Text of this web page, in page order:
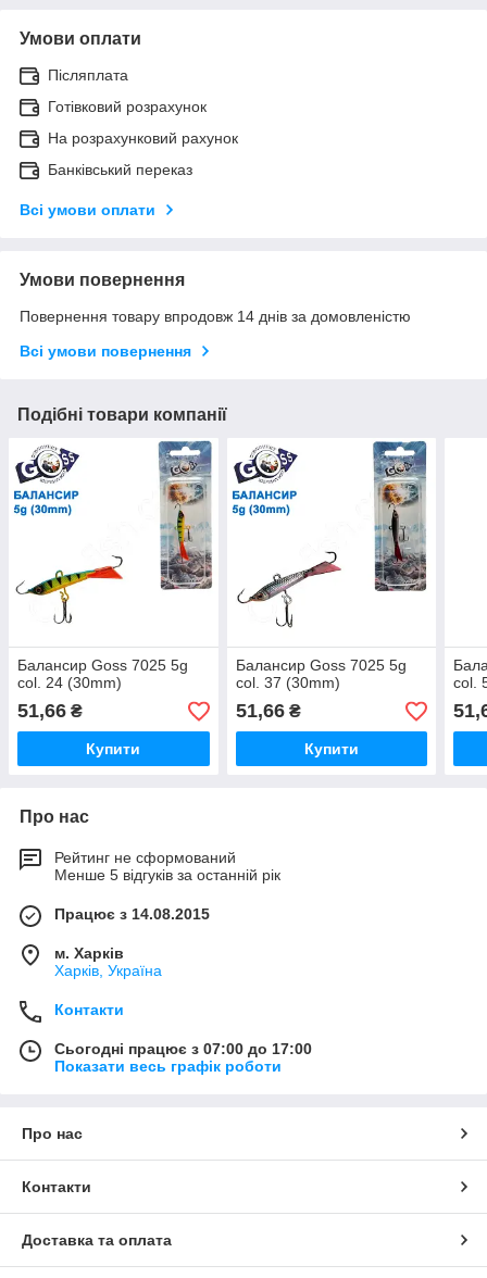
Умови оплати
Післяплата
Готівковий розрахунок
На розрахунковий рахунок
Банківський переказ
Всі умови оплати
Умови повернення
Повернення товару впродовж 14 днів за домовленістю
Всі умови повернення
Подібні товари компанії
Балансир Goss 7025 5g
col. 24 (30mm)
51,66 ₴
Купити
Балансир Goss 7025 5g
col. 37 (30mm)
51,66₴
Купити
col.
Про нас
Рейтинг не сформований
Менше 5 відгуків за останній рік
Працює з 14.08.2015
м. Харків
Харків, Україна
Контакти
Сьогодні працює з 07:00 до 17:00
Показати весь графік роботи
Про нас
Контакти
Доставка та оплата